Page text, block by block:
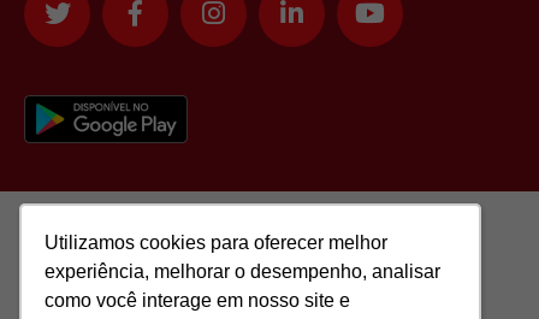
Utilizamos cookies para oferecer melhor
experiência, melhorar o desempenho, analisar
como você interage em nosso site e
Utilizamos cookies para oferecer melhor
experiência, melhorar o desempenho, analisar
como você interage em nosso site e